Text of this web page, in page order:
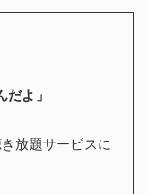
よ」
放題サービスに